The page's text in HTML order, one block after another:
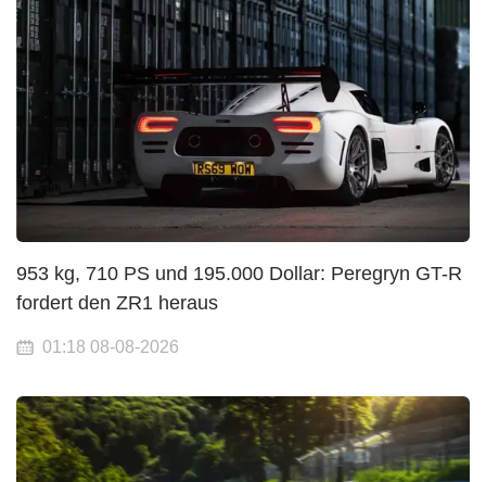
953 kg, 710 PS und 195.000 Dollar: Peregryn GT-R
fordert den ZR1 heraus
01:18 08-08-2026